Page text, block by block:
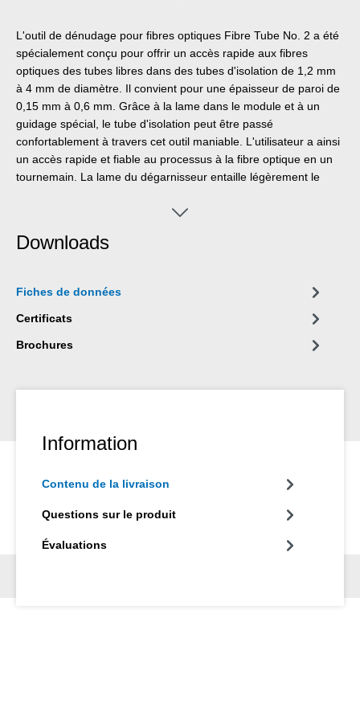
L'outil de dénudage pour fibres optiques Fibre Tube No. 2 a été
spécialement conçu pour offrir un accès rapide aux fibres
optiques des tubes libres dans des tubes d'isolation de 1,2 mm
à 4 mm de diamètre. Il convient pour une épaisseur de paroi de
0,15 mm à 0,6 mm. Grâce à la lame dans le module et à un
guidage spécial, le tube d'isolation peut être passé
confortablement à travers cet outil maniable. L'utilisateur a ainsi
un accès rapide et fiable au processus à la fibre optique en un
tournemain. La lame du dégarnisseur entaille légèrement le
rompre le tube sans problème, sans endommager la fibre
demi-coquilles peuvent être échangés ou remplacés sous forme
fibres optiques des tubes libres dans des tubes d'isolation de
1,2 mm à 4 mm de diamètre. Il convient pour une épaisseur de
un accès rapide et fiable au processus à la fibre optique en un
rompre le tube sans problème, sans endommager la fibre
demi-coquilles peuvent être échangés ou remplacés sous forme
Downloads
Fiches de données
Certificats
Brochures
Information
Contenu de la livraison
Questions sur le produit
Évaluations